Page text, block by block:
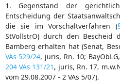
1. Gegenstand der
Entscheidung der
die sie im Vorschaltverfahren (
StVollstrO) durch den Bescheid
Bamberg erhalten hat (Senat,
VAs 529/24, juris, Rn. 10;
204 VAs 131/21 , juris, Rn. 17,
vom 29.08.2007 - 2 VAs 5/07).